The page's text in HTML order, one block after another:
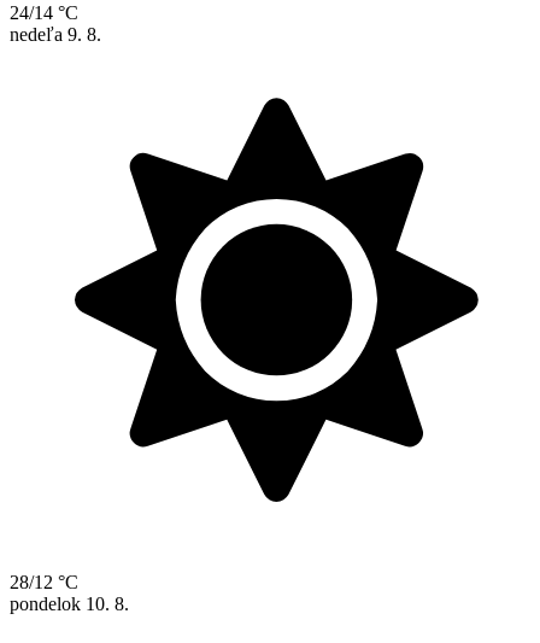
24/14 °C
nedeľa 9. 8.
28/12 °C
pondelok 10. 8.